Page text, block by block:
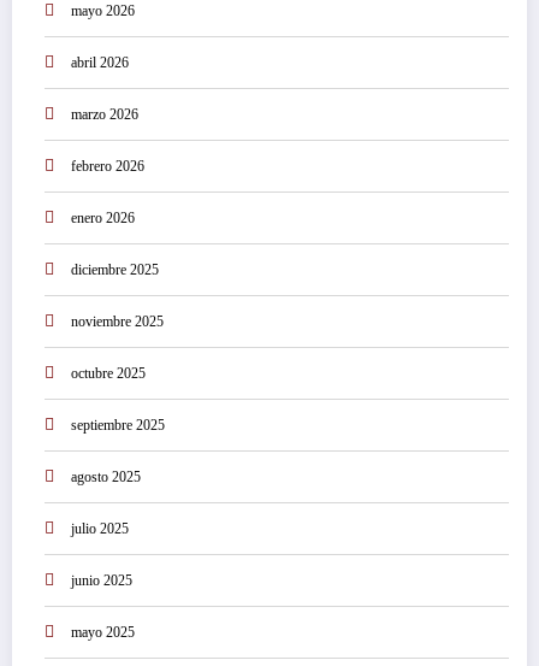
mayo 2026
abril 2026
marzo 2026
febrero 2026
enero 2026
diciembre 2025
noviembre 2025
octubre 2025
septiembre 2025
agosto 2025
julio 2025
junio 2025
mayo 2025